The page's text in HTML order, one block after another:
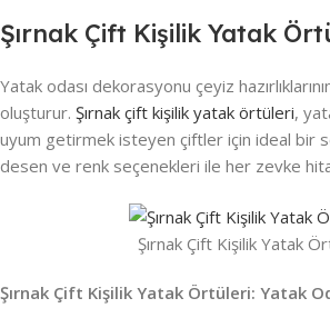
Şırnak Çift Kişilik Yatak
Yatak odası dekorasyonu çeyiz
oluşturur. Şırnak çift kişilik yatak örtüleri,
uyum getirmek isteyen çiftler için ideal bir
desen ve renk seçenekleri ile her zevke
Şırnak Çift Kişilik Yatak
Şırnak Çift Kişilik Yatak Örtüleri: Yatak